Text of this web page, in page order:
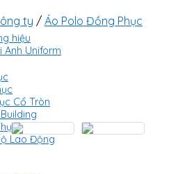
hiệu
Anh Uniform
Cổ Tròn
Lao Động
ty / Áo Polo Đồng Phục